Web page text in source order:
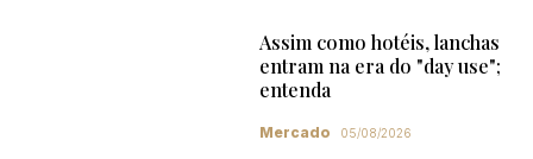
Assim como hotéis, lanchas
entram na era do "day use";
entenda
Mercado 05/08/2026